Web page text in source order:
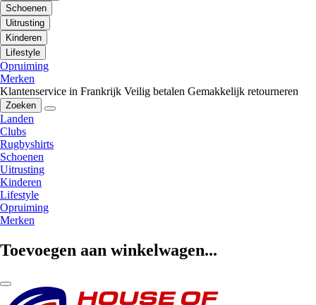
Schoenen
Uitrusting
Kinderen
Lifestyle
Opruiming
Merken
Klantenservice in Frankrijk Veilig betalen Gemakkelijk retourneren
Zoeken
Landen
Clubs
Rugbyshirts
Schoenen
Uitrusting
Kinderen
Lifestyle
Opruiming
Merken
Toevoegen aan winkelwagen...